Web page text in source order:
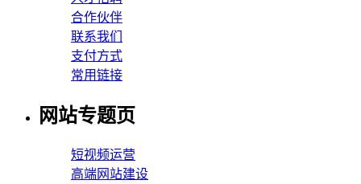
合作伙伴
联系我们
支付方式
常用链接
网站专题页
短视频运营
高端网站建设